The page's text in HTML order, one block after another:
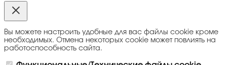
Вы можете настроить удобные для вас файлы cookie кроме
необходимых. Отмена некоторых cookie может повлиять на
работоспособность сайта.